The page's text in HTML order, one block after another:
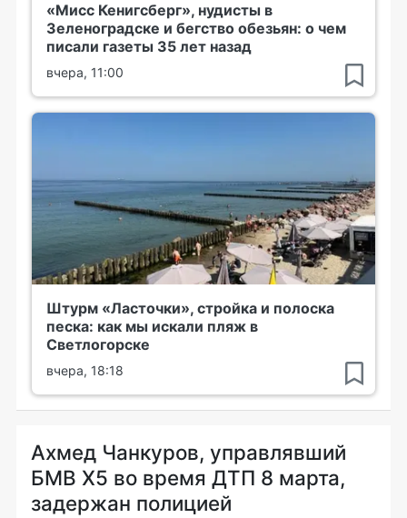
«Мисс Кенигсберг», нудисты в
Зеленоградске и бегство обезьян: о чем
писали газеты 35 лет назад
вчера, 11:00
Штурм «Ласточки», стройка и полоска
песка: как мы искали пляж в
Светлогорске
вчера, 18:18
Ахмед Чанкуров, управлявший
БМВ Х5 во время ДТП 8 марта,
задержан полицией